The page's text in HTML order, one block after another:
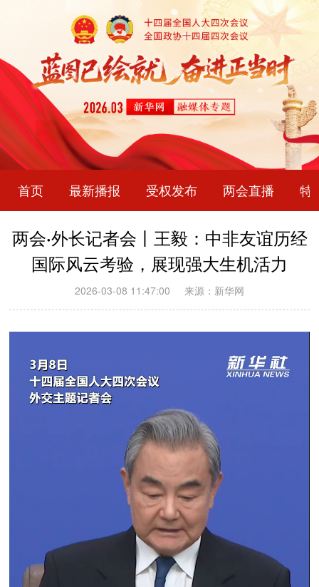
首页 最新播报 受权发布 两会直播 特
两会·外长记者会丨王毅：中非友谊历经
国际风云考验，展现强大生机活力
2026-03-08 11:47:00 来源：新华网